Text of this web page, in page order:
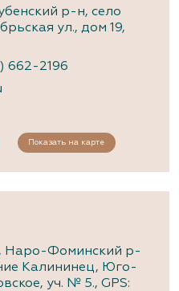
р-н, село
ул., дом 19,
662-2196
Показать на карте
Наро-Фоминский р-
Калининец, Юго-
уч. № 5., GPS: